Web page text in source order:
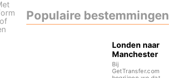
Populaire bestemmingen
Londen naar
Manchester
Bij
GetTransfer.com